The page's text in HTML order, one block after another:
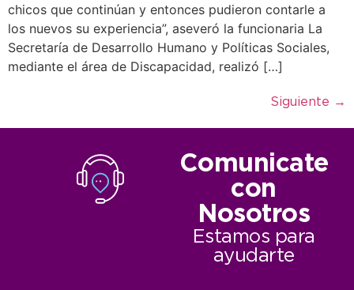
chicos que continúan y entonces pudieron contarle a
los nuevos su experiencia”, aseveró la funcionaria La
Secretaría de Desarrollo Humano y Políticas Sociales,
mediante el área de Discapacidad, realizó […]
Siguiente →
Comunicate
con
Nosotros
Estamos para
ayudarte